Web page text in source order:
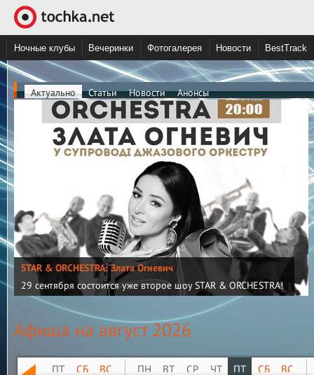
Ночные клубы Вечеринки Фотогалерея Новости BestTrack
Актуально Статьи Новости Анонсы
STAR & ORCHESTRA: Злата Огневич
29 сентября состоится уже второе шоу STAR & ORCHESTRA!
Афиша на август 2026
ПТ СБ ВС ПН ВТ СР ЧТ ПТ СБ ВС